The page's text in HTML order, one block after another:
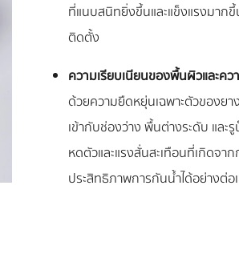
ที่แนบสนิทยิ่งขึ้นและแข็งแรงมากขึ้
ติดตั้ง
ความเรียบเนียนของพื้นผิวและค
ด้วยความยืดหยุ่นเฉพาะตัวของย
เข้ากับช่องว่าง พื้นต่างระดับ แล
หดตัวและแรงสั่นสะเทือนที่เกิดจ
ประสิทธิภาพการกันน้ำได้อย่างต่